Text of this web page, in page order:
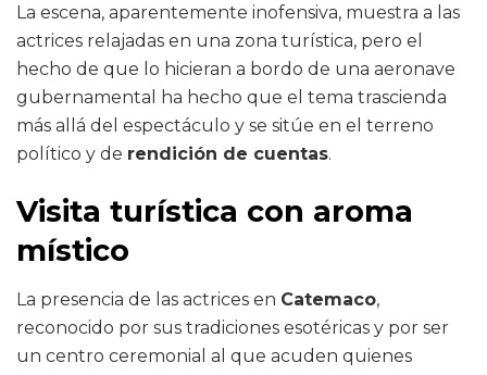
La escena, aparentemente inofensiva, muestra a las
actrices relajadas en una zona turística, pero el
hecho de que lo hicieran a bordo de una aeronave
gubernamental ha hecho que el tema trascienda
más allá del espectáculo y se sitúe en el terreno
político y de rendición de cuentas.
Visita turística con aroma
místico
La presencia de las actrices en Catemaco,
reconocido por sus tradiciones esotéricas y por ser
un centro ceremonial al que acuden quienes